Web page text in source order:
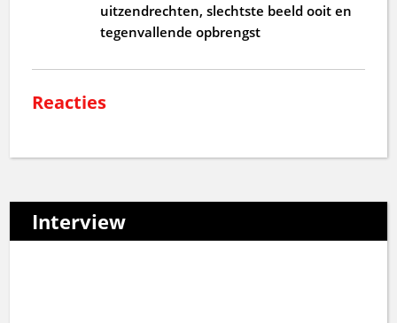
uitzendrechten, slechtste beeld ooit en
tegenvallende opbrengst
Reacties
Interview